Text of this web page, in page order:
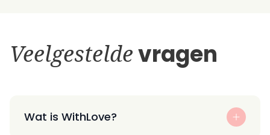
Veelgesteldevragen
Wat is WithLove?